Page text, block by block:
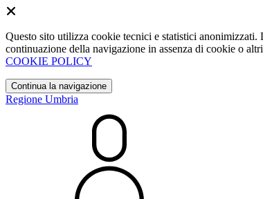
Questo sito utilizza cookie tecnici e statistici
continuazione della navigazione in assenza di cookie o
COOKIE POLICY
Continua la navigazione
Regione Umbria